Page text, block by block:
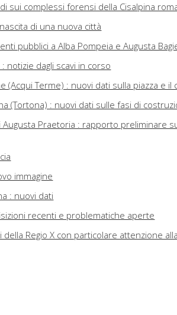
sui complessi forensi della Cisalpina
di una nuova città
pubblici a Alba Pompeia e Augusta
notizie dagli scavi in corso
(Acqui Terme) : nuovi dati sulla piazza e il
(Tortona) : nuovi dati sulle fasi di
Praetoria : rapporto preliminare
immagine
: nuovi dati
recenti e problematiche aperte
Regio X con particolare attenzione